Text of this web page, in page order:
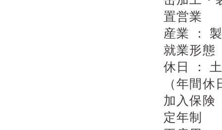
置営業
産業 ：
就業形態
休日 ：
（年間
加入保
定年